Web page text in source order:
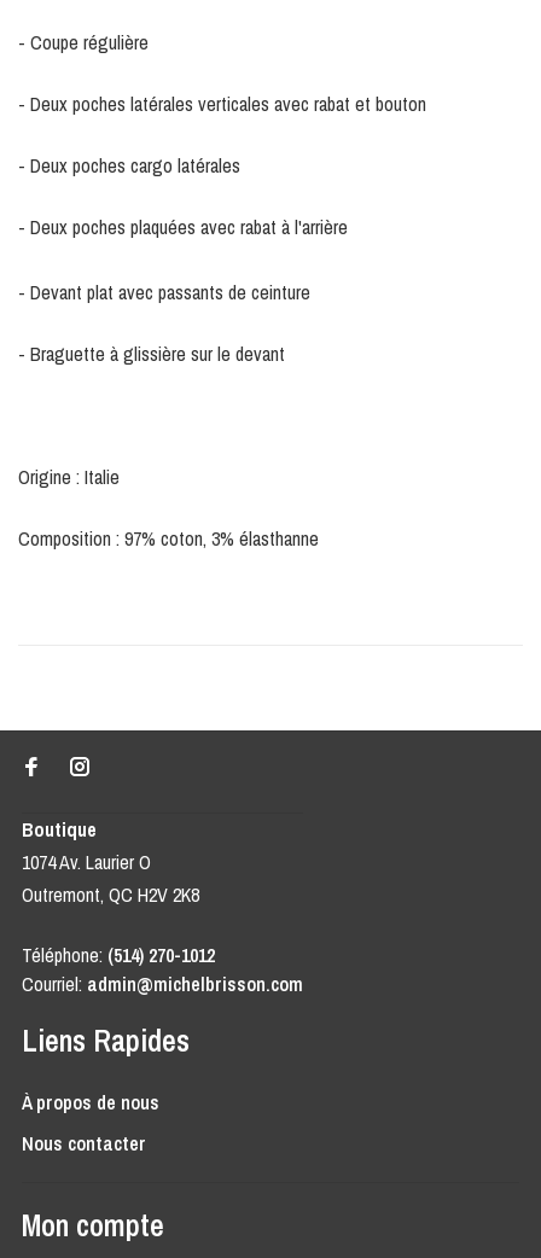
- Coupe régulière
- Deux poches latérales verticales avec rabat et bouton
- Deux poches cargo latérales
- Deux poches plaquées avec rabat à l'arrière
- Devant plat avec passants de ceinture
- Braguette à glissière sur le devant
Origine : Italie
Composition : 97% coton, 3% élasthanne
Boutique
1074 Av. Laurier O
Outremont, QC H2V 2K8
Téléphone: (514) 270-1012
Courriel: admin@michelbrisson.com
Liens Rapides
À propos de nous
Nous contacter
Mon compte